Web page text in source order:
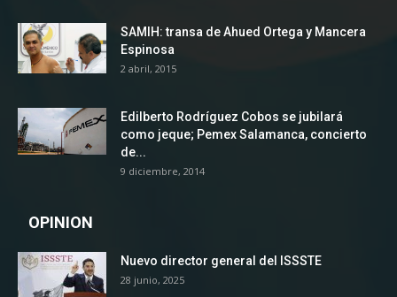
SAMIH: transa de Ahued Ortega y Mancera
Espinosa
2 abril, 2015
Edilberto Rodríguez Cobos se jubilará
como jeque; Pemex Salamanca, concierto
de...
9 diciembre, 2014
OPINION
Nuevo director general del ISSSTE
28 junio, 2025